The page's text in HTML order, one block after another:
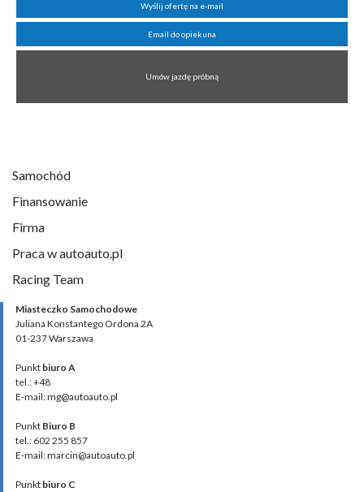
Wyślij ofertę na e-mail
Email do opiekuna
Umów jazdę próbną
Samochód
Finansowanie
Firma
Praca w autoauto.pl
Racing Team
Miasteczko Samochodowe
Juliana Konstantego Ordona 2A
01-237 Warszawa
Punkt biuro A
tel.: +48
E-mail: mg@autoauto.pl
Punkt Biuro B
tel.: 602 255 857
E-mail: marcin@autoauto.pl
Punkt biuro C